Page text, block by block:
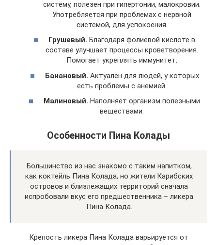
систему, полезен при гипертонии, малокровии.
Употребляется при проблемах с нервной
системой, для успокоения.
Грушевый. Благодаря фолиевой кислоте в
составе улучшает процессы кроветворения.
Помогает укреплять иммунитет.
Банановый. Актуален для людей, у которых
есть проблемы с анемией.
Малиновый. Наполняет организм полезными
веществами.
Особенности Пина Колады
Большинство из нас знакомо с таким напитком,
как коктейль Пина Колада, но жители Карибских
островов и близлежащих территорий сначала
испробовали вкус его предшественника – ликера
Пина Колада.
Крепость ликера Пина Колада варьируется от